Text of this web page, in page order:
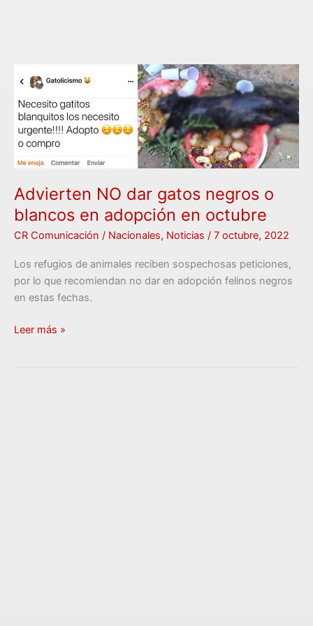
Advierten NO dar gatos negros o
blancos en adopción en octubre
CR Comunicación / Nacionales, Noticias / 7 octubre, 2022
Los refugios de animales reciben sospechosas peticiones,
por lo que recomiendan no dar en adopción felinos negros
en estas fechas.
NO
dar
gatos
negros
en
adopción
en
octubre
Leer más »